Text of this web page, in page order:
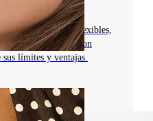
de acrílico: flexibles,
cicatrizados con
límites y ventajas.